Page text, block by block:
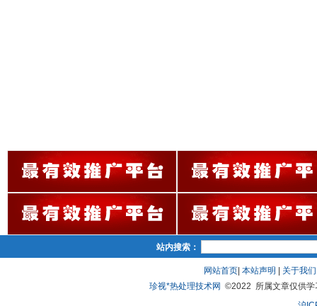
站内搜索：
网站首页| 本站声明 关于我们
珍视*热处理技术网 ©2022 所属文章仅供学